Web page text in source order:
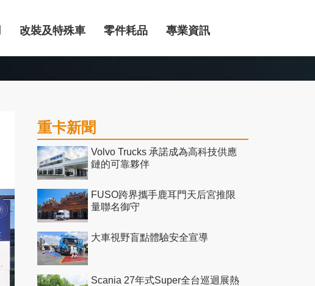
改裝及特殊車 零件耗品 專業資訊
重卡新聞
Volvo Trucks 承諾成為高科技供應
鏈的可靠夥伴
FUSO跨界攜手鹿耳門天后宮推限
量聯名御守
大車視野盲點體驗安全宣導
Scania 27年式Super全台巡迴展熱